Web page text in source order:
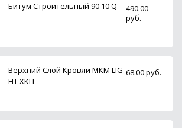
Битум Строительный 90 10 Q
490.00
руб.
Верхний Слой Кровли МКМ LIG
HT ХКП
68.00 руб.